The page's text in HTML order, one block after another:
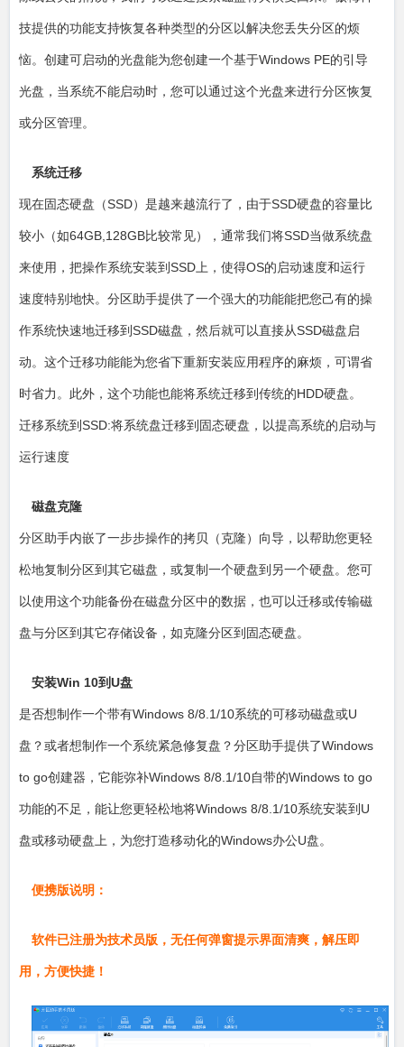
技提供的功能支持恢复各种类型的分区以解决您丢失分区的烦
恼。创建可启动的光盘能为您创建一个基于Windows PE的引导
光盘，当系统不能启动时，您可以通过这个光盘来进行分区恢复
或分区管理。
系统迁移
现在固态硬盘（SSD）是越来越流行了，由于SSD硬盘的容量比
较小（如64GB,128GB比较常见），通常我们将SSD当做系统盘
来使用，把操作系统安装到SSD上，使得OS的启动速度和运行
速度特别地快。分区助手提供了一个强大的功能能把您己有的操
作系统快速地迁移到SSD磁盘，然后就可以直接从SSD磁盘启
动。这个迁移功能能为您省下重新安装应用程序的麻烦，可谓省
时省力。此外，这个功能也能将系统迁移到传统的HDD硬盘。
迁移系统到SSD:将系统盘迁移到固态硬盘，以提高系统的启动与
运行速度
磁盘克隆
分区助手内嵌了一步步操作的拷贝（克隆）向导，以帮助您更轻
松地复制分区到其它磁盘，或复制一个硬盘到另一个硬盘。您可
以使用这个功能备份在磁盘分区中的数据，也可以迁移或传输磁
盘与分区到其它存储设备，如克隆分区到固态硬盘。
安装Win 10到U盘
是否想制作一个带有Windows 8/8.1/10系统的可移动磁盘或U
盘？或者想制作一个系统紧急修复盘？分区助手提供了Windows
to go创建器，它能弥补Windows 8/8.1/10自带的Windows to go
功能的不足，能让您更轻松地将Windows 8/8.1/10系统安装到U
盘或移动硬盘上，为您打造移动化的Windows办公U盘。
便携版说明：
软件已注册为技术员版，无任何弹窗提示界面清爽，解压即
用，方便快捷！